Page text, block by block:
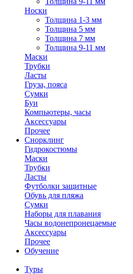
Носки
Толщина 1-3 мм
Толщина 5 мм
Толщина 7 мм
Толщина 9-11 мм
Маски
Трубки
Ласты
Груза, пояса
Сумки
Буи
Компьютеры, часы
Аксессуары
Прочее
Снорклинг
Гидрокостюмы
Маски
Трубки
Ласты
Футболки защитные
Обувь для пляжа
Сумки
Наборы для плавания
Часы водонепронецаемые
Аксессуары
Прочее
Обучение
Туры